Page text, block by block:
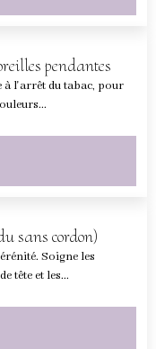
pendantes
l'arrêt du tabac, pour
sans cordon)
Soigne les
tête et les...